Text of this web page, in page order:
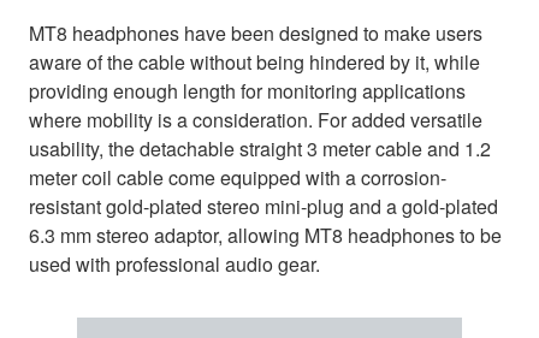
MT8 headphones have been designed to make users
aware of the cable without being hindered by it, while
providing enough length for monitoring applications
where mobility is a consideration. For added versatile
usability, the detachable straight 3 meter cable and 1.2
meter coil cable come equipped with a corrosion-
resistant gold-plated stereo mini-plug and a gold-plated
6.3 mm stereo adaptor, allowing MT8 headphones to be
used with professional audio gear.